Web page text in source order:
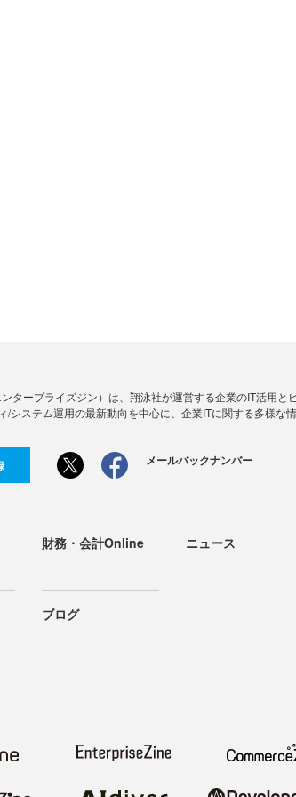
ンタープライズジン）は、翔泳社が運営する企業のIT活用
/システム運用の最新動向を中心に、企業ITに関する多様な
メールバックナンバー
財務・会計Online ニュース
ブログ